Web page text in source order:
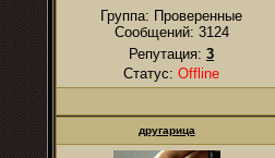
Группа: Проверенные
Сообщений: 3124
Репутация: 3
Статус: Offline
другарица